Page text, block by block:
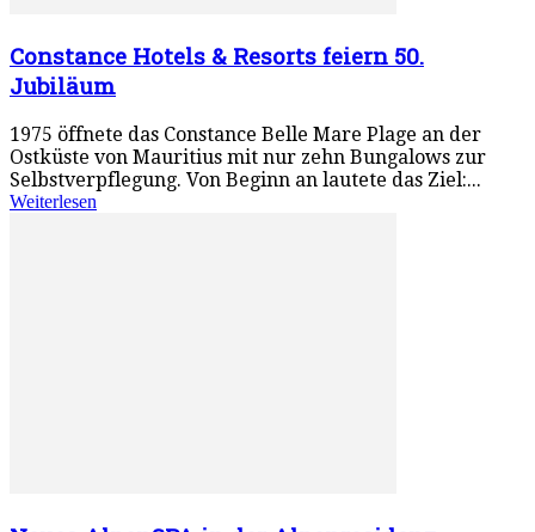
Constance Hotels & Resorts feiern 50.
Jubiläum
1975 öffnete das Constance Belle Mare Plage an der
Ostküste von Mauritius mit nur zehn Bungalows zur
Selbstverpflegung. Von Beginn an lautete das Ziel:...
Weiterlesen